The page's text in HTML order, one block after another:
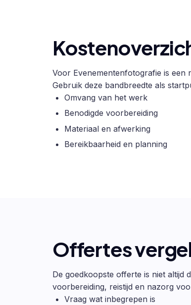
Voor Evenementenfotografie is een
Gebruik deze bandbreedte als
Omvang van het werk
Benodigde voorbereiding
Materiaal en afwerking
Bereikbaarheid en planning
Offertes
De goedkoopste offerte is niet altijd
voorbereiding, reistijd en nazorg
Vraag wat inbegrepen is